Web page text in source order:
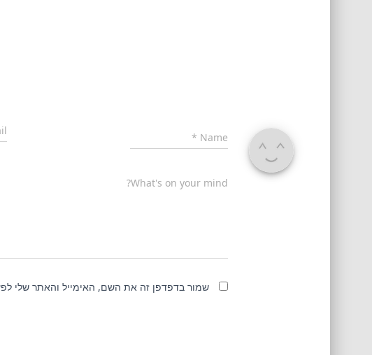
Name
*
What's on your mind?
שמור בדפדפן זה את השם, האימייל והאתר שלי